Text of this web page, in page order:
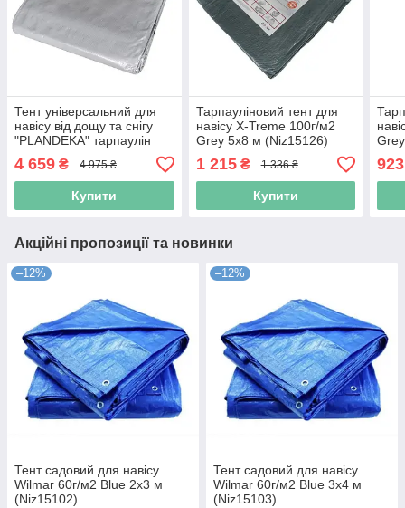
Тент універсальний для
навісу від дощу та снігу
"PLANDEKA" тарпаулін
160 г/м² 8х12 м (Niz16424)
4 659 ₴ 4 975 ₴
Купити
Тарпауліновий тент для
навісу X-Treme 100г/м2
Grey 5х8 м (Niz15126)
1 215₴ 1 336 ₴
Купити
923
Акційні пропозиції та новинки
–12%
Тент садовий для навісу
Wilmar 60г/м2 Blue 2х3 м
(Niz15102)
–12%
Тент садовий для навісу
Wilmar 60г/м2 Blue 3х4 м
(Niz15103)